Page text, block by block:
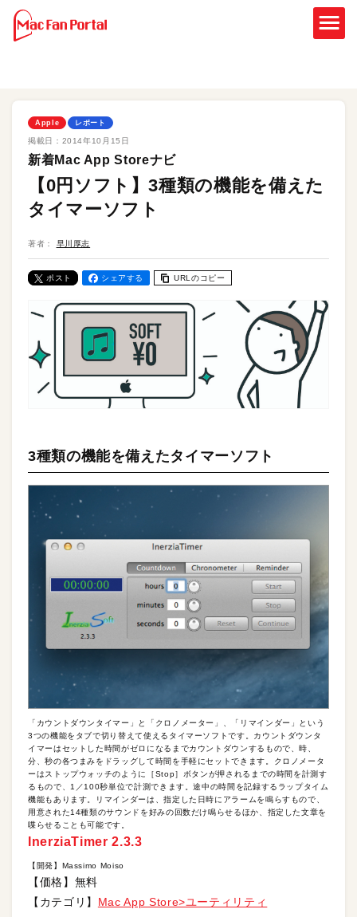
Apple レポート
掲載日： 2014年10月15日
新着Mac App Storeナビ
【0円ソフト】3種類の機能を備えた
タイマーソフト
著者： 早川厚志
ポスト シェアする URLのコピー
3種類の機能を備えたタイマーソフト
「カウントダウンタイマー」と「クロノメーター」、「リマインダー」という
3つの機能をタブで切り替えて使えるタイマーソフトです。カウントダウンタ
イマーはセットした時間がゼロになるまでカウントダウンするもので、時、
分、秒の各つまみをドラッグして時間を手軽にセットできます。クロノメータ
ーはストップウォッチのように［Stop］ボタンが押されるまでの時間を計測す
るもので、1／100秒単位で計測できます。途中の時間を記録するラップタイム
機能もあります。リマインダーは、指定した日時にアラームを鳴らすもので、
用意された14種類のサウンドを好みの回数だけ鳴らせるほか、指定した文章を
喋らせることも可能です。
InerziaTimer 2.3.3
【開発】Massimo Moiso
【価格】無料
【カテゴリ】 Mac App Store>ユーティリティ